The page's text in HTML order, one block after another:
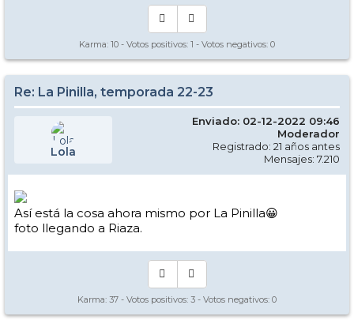
Karma: 10 - Votos positivos: 1 - Votos negativos: 0
Re: La Pinilla, temporada 22-23
Lola
Enviado: 02-12-2022 09:46
Moderador
Registrado: 21 años antes
Mensajes: 7.210
Así está la cosa ahora mismo por La Pinilla😀
foto llegando a Riaza.
Karma: 37 - Votos positivos: 3 - Votos negativos: 0